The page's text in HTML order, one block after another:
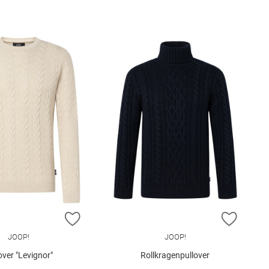
HINZUFÜGEN
JOOP!
"Levignor"
ZUR
JOOP!
Rollkragenpullover